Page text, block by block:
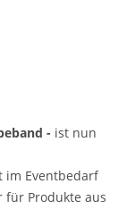
- ist nun
im Eventbedarf
für Produkte aus